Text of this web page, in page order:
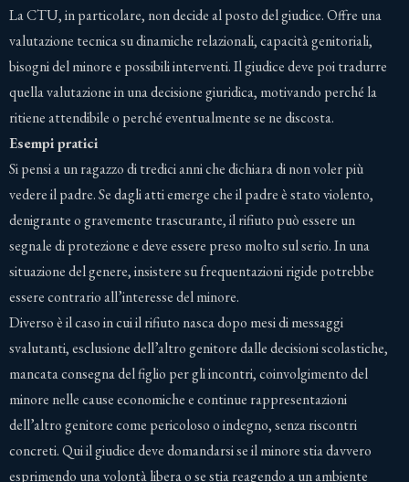
La CTU, in particolare, non decide al posto del giudice. Offre una
valutazione tecnica su dinamiche relazionali, capacità genitoriali,
bisogni del minore e possibili interventi. Il giudice deve poi tradurre
quella valutazione in una decisione giuridica, motivando perché la
ritiene attendibile o perché eventualmente se ne discosta.
Esempi pratici
Si pensi a un ragazzo di tredici anni che dichiara di non voler più
vedere il padre. Se dagli atti emerge che il padre è stato violento,
denigrante o gravemente trascurante, il rifiuto può essere un
segnale di protezione e deve essere preso molto sul serio. In una
situazione del genere, insistere su frequentazioni rigide potrebbe
essere contrario all’interesse del minore.
Diverso è il caso in cui il rifiuto nasca dopo mesi di messaggi
svalutanti, esclusione dell’altro genitore dalle decisioni scolastiche,
mancata consegna del figlio per gli incontri, coinvolgimento del
minore nelle cause economiche e continue rappresentazioni
dell’altro genitore come pericoloso o indegno, senza riscontri
concreti. Qui il giudice deve domandarsi se il minore stia davvero
esprimendo una volontà libera o se stia reagendo a un ambiente